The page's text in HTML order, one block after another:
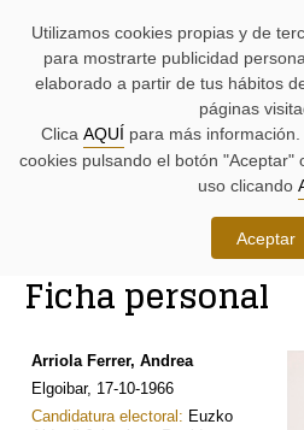
NAVEGACIÓN:
contenido.
parlamentaria.
parlamentarias.
MENÚS
PRINCIPAL
Órganos, junteras y
ACCESO
PÁGINA
ACTUAL
CONTENIDO
PRINCIPAL
LA
PÁGINA
Ficha personal
Arriola Ferrer, Andrea
Elgoibar, 17-10-1966
Candidatura electoral: Euzko
Utilizamos cookies propias y de
para mostrarte publicidad
elaborado a partir de tus hábitos
páginas
Clica AQUÍ para más
cookies pulsando el botón "Aceptar"
uso clicando
Aceptar